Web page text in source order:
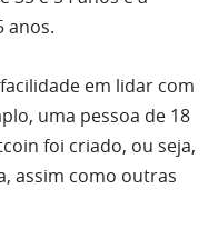
anos.
em lidar com
uma pessoa de 18
foi criado, ou seja,
assim como outras